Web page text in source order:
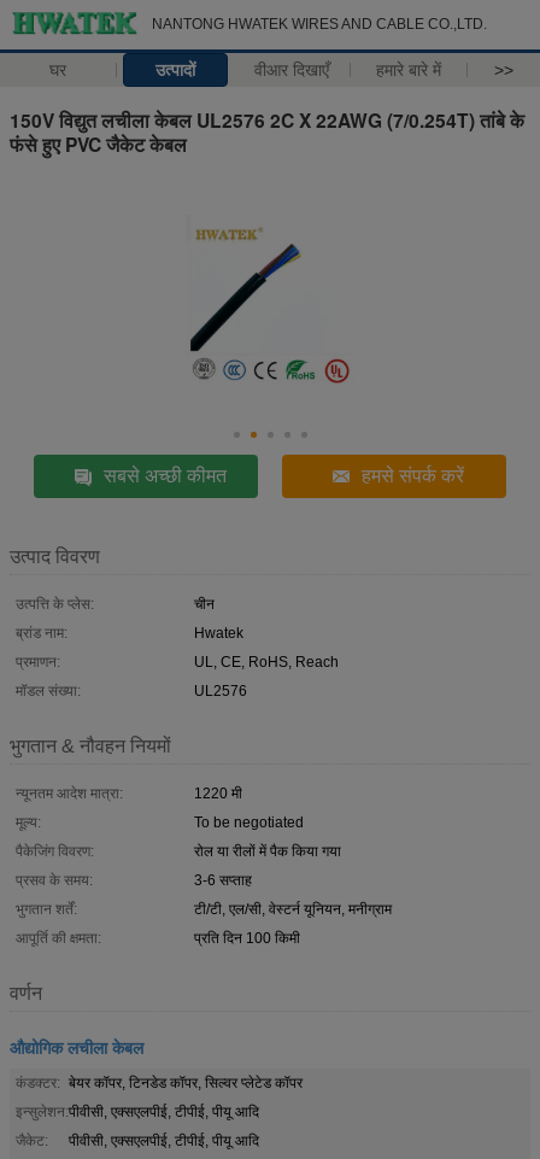
NANTONG HWATEK WIRES AND CABLE CO.,LTD.
घर उत्पादों वीआर दिखाएँ हमारे बारे में >>
150V विद्युत लचीला केबल UL2576 2C X 22AWG (7/0.254T) तांबे के
फंसे हुए PVC जैकेट केबल
सबसे अच्छी कीमत हमसे संपर्क करें
उत्पाद विवरण
उत्पत्ति के प्लेस:
चीन
ब्रांड नाम:
Hwatek
प्रमाणन:
UL, CE, RoHS, Reach
मॉडल संख्या:
UL2576
भुगतान & नौवहन नियमों
न्यूनतम आदेश मात्रा:
1220 मी
मूल्य:
To be negotiated
पैकेजिंग विवरण:
रोल या रीलों में पैक किया गया
प्रसव के समय:
3-6 सप्ताह
भुगतान शर्तें:
टी/टी, एल/सी, वेस्टर्न यूनियन, मनीग्राम
आपूर्ति की क्षमता:
प्रति दिन 100 किमी
वर्णन
औद्योगिक लचीला केबल
कंडक्टर: बेयर कॉपर, टिनडेड कॉपर, सिल्वर प्लेटेड कॉपर
इन्सुलेशन:पीवीसी, एक्सएलपीई, टीपीई, पीयू आदि
जैकेट:
पीवीसी, एक्सएलपीई, टीपीई, पीयू आदि